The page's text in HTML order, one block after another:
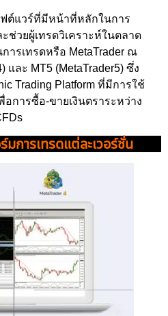
ต์แวร์ที่มีหน้าที่หลักในการ
ช่วยผู้เทรดวิเคราะห์ในตลาด
ารเทรดหรือ MetaTrader ณ
และ MT5 (MetaTrader5) ซึ่ง
Trading Platform ที่มีการใช้
อการซื้อ-ขายเงินตราระหว่าง
มการเทรดแต่ละเวอร์ชั่น